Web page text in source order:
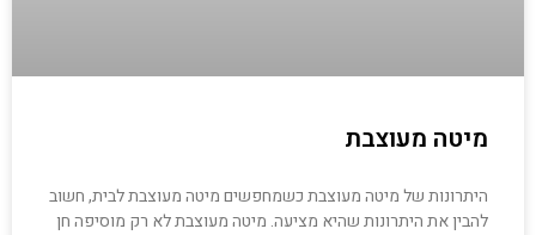
מיטה מעוצבת
היתרונות של מיטה מעוצבת כשמחפשים מיטה מעוצבת לבית, חשוב
להבין את היתרונות שהיא מציעה. מיטה מעוצבת לא רק מוסיפה חן